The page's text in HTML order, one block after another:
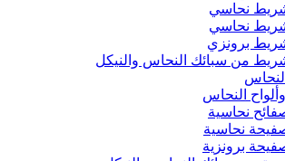
نحاسي
نحاسي
برونزي
من سبائك النحاس والنيكل
النحاس
نحاسية
نحاسية
برونزية